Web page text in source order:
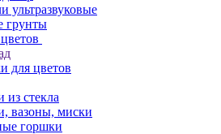
ультразвуковые
грунты
для цветов
из стекла
вазоны, миски
горшки